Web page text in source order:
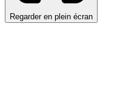
Regarder en plein écran